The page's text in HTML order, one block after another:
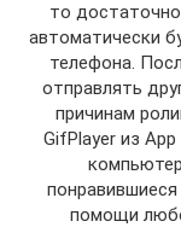
то
автоматически
телефона.
отправлять
причинам
GifPlayer из
помощи